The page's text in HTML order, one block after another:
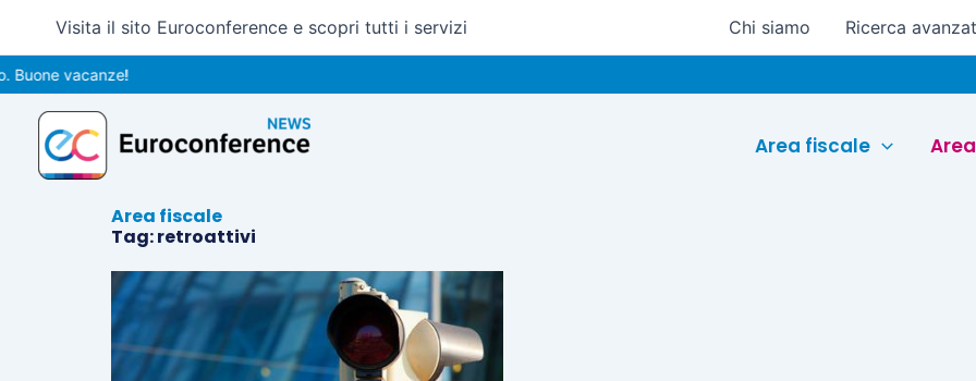
contenuto
Visita il sito Euroconference e scopri tutti i servizi Chi siamo Ricerca
vacanze!
Area fiscale
Area fiscale
Tag: retroattivi